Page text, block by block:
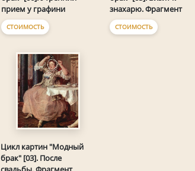
прием у графини
СТОИМОСТЬ
знахарю. Фрагмент
СТОИМОСТЬ
Цикл картин "Модный
брак" [03]. После